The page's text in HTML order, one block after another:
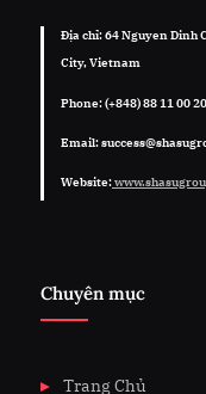
Địa chỉ: 64 Nguyen Dinh
City, Vietnam
Phone: (+848) 88 11 00 20
Email:
Website:
Chuyên mục
Trang Chủ